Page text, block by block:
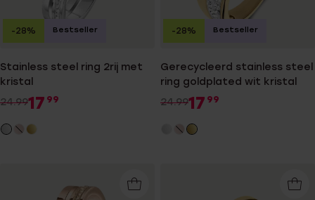
Stainless steel ring 2rij met
kristal
24.9917 99
-28% Bestseller
Gerecycleerd stainless steel
ring goldplated wit kristal
24.9917 99
-28% Bestseller